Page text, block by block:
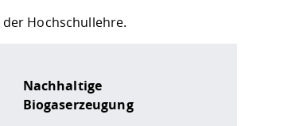
Hochschullehre.
Nachhaltige
Biogaserzeugung
von YouTube an den Betreiber in